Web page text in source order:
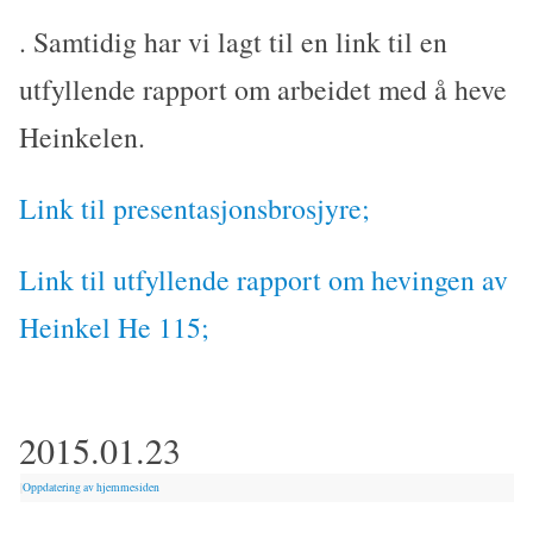
. Samtidig har vi lagt til en link til en
utfyllende rapport om arbeidet med å heve
Heinkelen.
Link til presentasjonsbrosjyre;
Link til utfyllende rapport om hevingen av
Heinkel He 115;
2015.01.23
|Oppdatering av hjemmesiden